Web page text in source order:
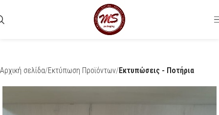
Αρχική σελίδα Εκτύπωση Προϊόντων Εκτυπώσεις - Ποτήρια